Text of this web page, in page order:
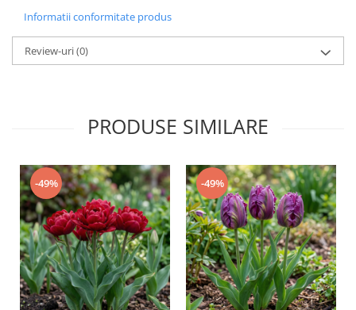
Informatii conformitate produs
Review-uri(0)
PRODUSE SIMILARE
-49% -49%